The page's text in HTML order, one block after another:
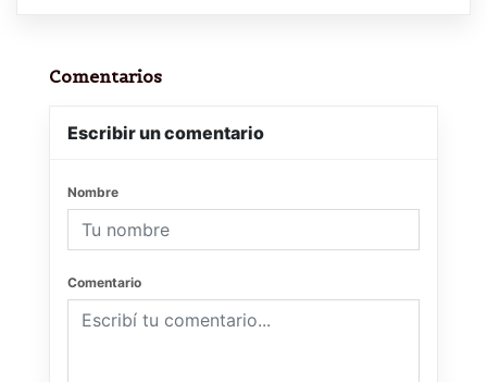
Comentarios
Escribir un comentario
Nombre
Comentario